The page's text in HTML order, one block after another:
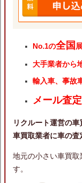
No.1の全国
大手業者から
輸入車、事故
メール査
リクルート運営の
車買取業者に車の査
地元の小さい車買
す。